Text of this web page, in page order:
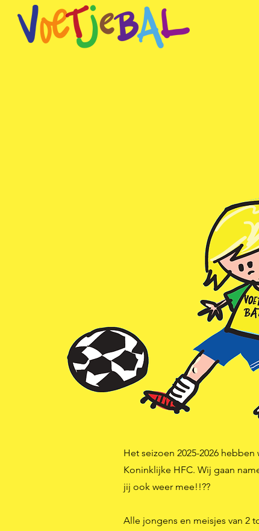
Het seizoen 2025-2026
Koninklijke HFC. Wij gaan
jij ook weer mee!!??
Alle jongens en meisjes van 2